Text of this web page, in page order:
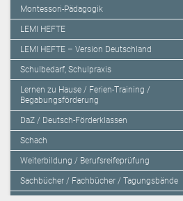
Montessori-Pädagogik
LEMI HEFTE
LEMI HEFTE – Version Deutschland
Schulbedarf, Schulpraxis
Lernen zu Hause / Ferien-Training /
Begabungsförderung
DaZ / Deutsch-Förderklassen
Schach
Weiterbildung / Berufsreifeprüfung
Sachbücher / Fachbücher / Tagungsbände